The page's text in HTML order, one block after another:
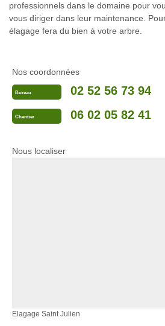
professionnels dans le domaine pour
vous diriger dans leur maintenance.
élagage fera du bien à votre arbre.
Nos coordonnées
Bureau 02 52 56 73 94
Chantier 06 02 05 82 41
Nous localiser
Elagage Saint Julien